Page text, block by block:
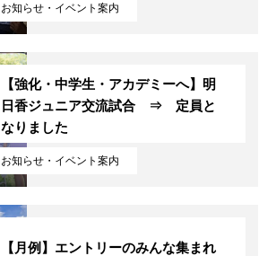
お知らせ・イベント案内
お知らせ・イベント案内
【強化・中学生・アカデミーへ】明
日香ジュニア交流試合 ⇒ 定員と
なりました
【月例】エントリーのみんな集まれ